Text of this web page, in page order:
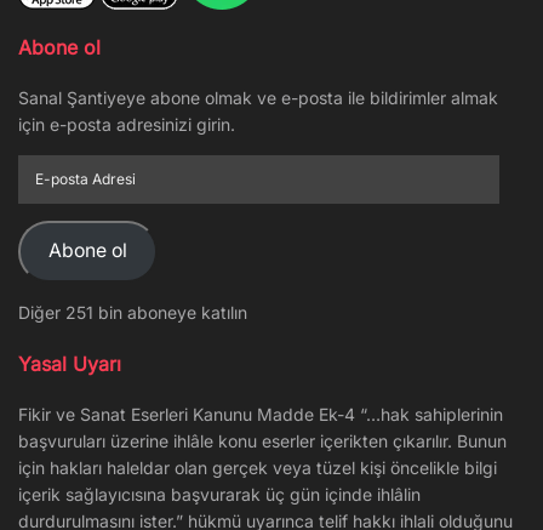
Abone ol
Sanal Şantiyeye abone olmak ve e-posta ile bildirimler almak
için e-posta adresinizi girin.
posta
Adresi
Abone ol
Diğer 251 bin aboneye katılın
Yasal Uyarı
Fikir ve Sanat Eserleri Kanunu Madde Ek-4 “…hak sahiplerinin
başvuruları üzerine ihlâle konu eserler içerikten çıkarılır. Bunun
için hakları haleldar olan gerçek veya tüzel kişi öncelikle bilgi
içerik sağlayıcısına başvurarak üç gün içinde ihlâlin
durdurulmasını ister.” hükmü uyarınca telif hakkı ihlali olduğunu